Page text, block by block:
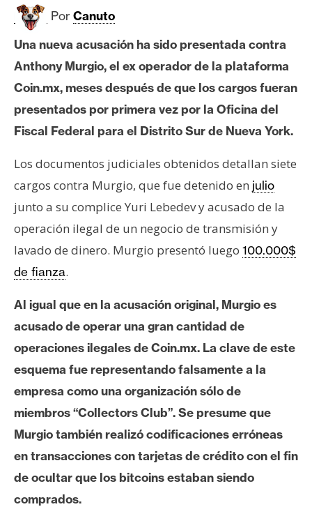
c
d
o
s
B
t
c
o
i
n
t
h
r
e
u
m
I
A
Por Canuto
Una nueva acusación ha sido presentada contra
Anthony Murgio, el ex operador de la plataforma
Coin.mx, meses después de que los cargos fueran
presentados por primera vez por la Oficina del
Fiscal Federal para el Distrito Sur de Nueva York.
Los documentos judiciales obtenidos detallan siete
cargos contra Murgio, que fue detenido en julio
junto a su complice Yuri Lebedev y acusado de la
operación ilegal de un negocio de transmisión y
lavado de dinero. Murgio presentó luego 100.000$
de fianza.
Al igual que en la acusación original, Murgio es
acusado de operar una gran cantidad de
operaciones ilegales de Coin.mx. La clave de este
esquema fue representando falsamente a la
empresa como una organización sólo de
miembros “Collectors Club”. Se presume que
Murgio también realizó codificaciones erróneas
en transacciones con tarjetas de crédito con el fin
de ocultar que los bitcoins estaban siendo
comprados.